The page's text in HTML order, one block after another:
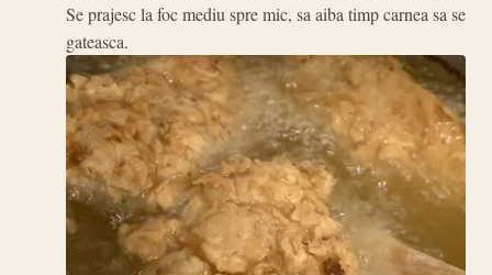
Se prajesc la foc mediu spre mic, sa aiba timp carnea sa se
gateasca.